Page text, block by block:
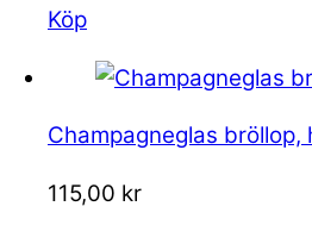
Köp
Champagneglas
115,00 kr